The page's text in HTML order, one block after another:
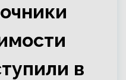
в